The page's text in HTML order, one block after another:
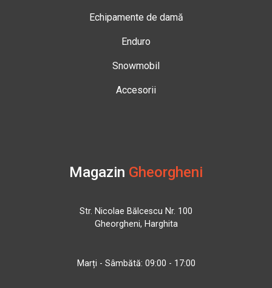
Echipamente de damă
Enduro
Snowmobil
Accesorii
Magazin Gheorgheni
Str. Nicolae Bălcescu Nr. 100
Gheorgheni, Harghita
Marți - Sâmbătă: 09:00 - 17:00